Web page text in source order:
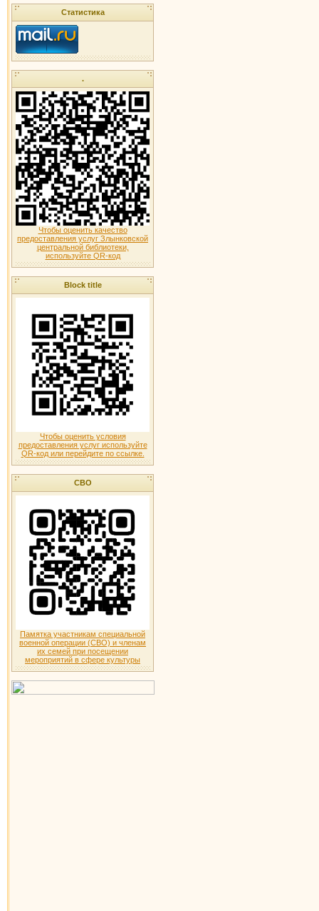
Статистика
.
Чтобы оценить качество
предоставления услуг Злынковской
центральной библиотеки,
используйте QR-код
Block title
Чтобы оценить условия
предоставления услуг используйте
QR-код или перейдите по ссылке.
СВО
Памятка участникам специальной
военной операции (СВО) и членам
их семей при посещении
мероприятий в сфере культуры